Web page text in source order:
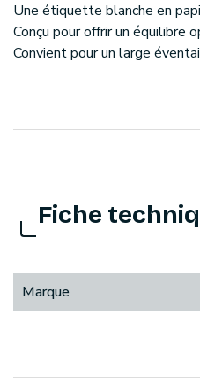
Une étiquette blanche en
Conçu pour offrir un équilibre
Convient pour un large
Fiche
Marque